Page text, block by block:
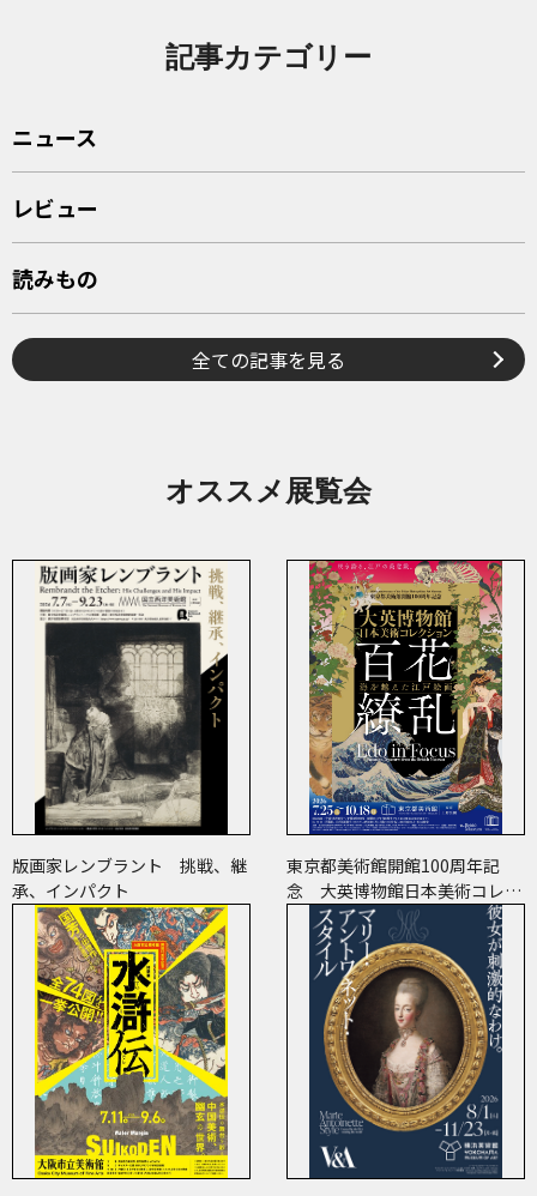
記事カテゴリー
ニュース
レビュー
読みもの
全ての記事を見る
オススメ展覧会
版画家レンブラント 挑戦、継
承、インパクト
東京都美術館開館100周年記
念 大英博物館日本美術コレク
ション 百花繚乱～海を越えた
江戸絵画